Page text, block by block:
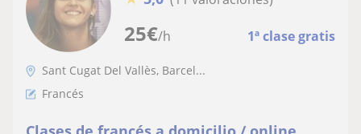
25€/h 1ª clase gratis
Sant Cugat Del Vallès, Barcel...
Francés